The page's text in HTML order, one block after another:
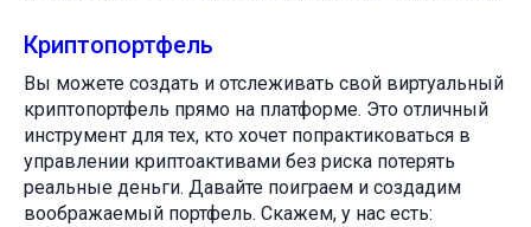
Криптопортфель
Вы можете создать и отслеживать свой виртуальный
криптопортфель прямо на платформе. Это отличный
инструмент для тех, кто хочет попрактиковаться в
управлении криптоактивами без риска потерять
реальные деньги. Давайте поиграем и создадим
воображаемый портфель. Скажем, у нас есть: